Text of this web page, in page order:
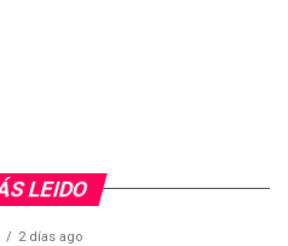
LEIDO
2 días ago